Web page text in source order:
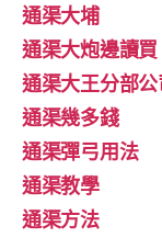
通渠大埔
通渠大炮邊讀買
通渠大王分部
通渠幾多錢
通渠彈弓用法
通渠教學
通渠方法